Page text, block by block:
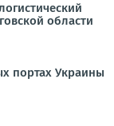
области
портах Украины